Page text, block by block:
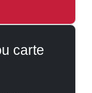
carte